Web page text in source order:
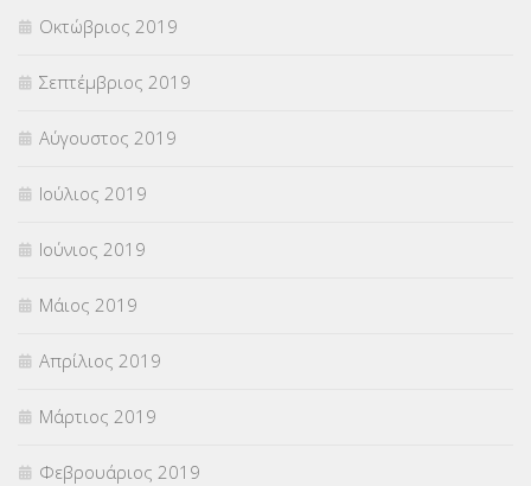
Οκτώβριος 2019
Σεπτέμβριος 2019
Αύγουστος 2019
Ιούλιος 2019
Ιούνιος 2019
Μάιος 2019
Απρίλιος 2019
Μάρτιος 2019
Φεβρουάριος 2019